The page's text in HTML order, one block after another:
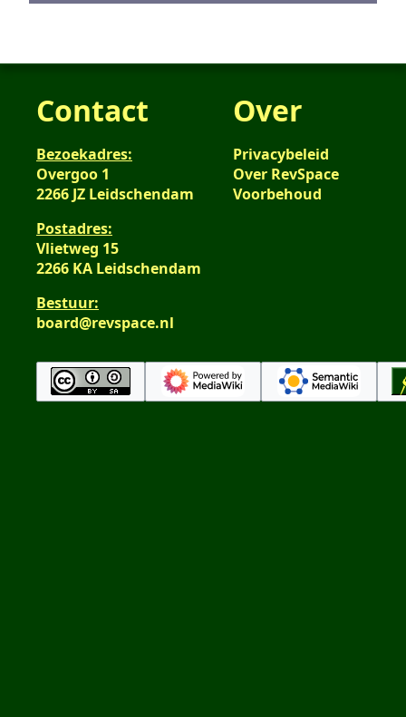
Contact
Bezoekadres:
Overgoo 1
2266 JZ Leidschendam
Postadres:
Vlietweg 15
2266 KA Leidschendam
Bestuur:
board@revspace.nl
Over
Privacybeleid
Over RevSpace
Voorbehoud